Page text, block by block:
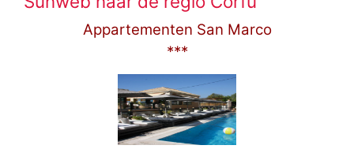
Appartementen San Marco
***